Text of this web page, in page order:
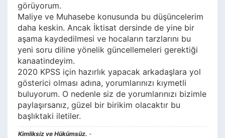
görüyorum.
Maliye ve Muhasebe konusunda bu düşüncelerim
daha keskin. Ancak İktisat dersinde de yine bir
aşama kaydedilmesi ve hocaların tarzlarını bu
yeni soru diline yönelik güncellemeleri gerektiği
kanaatindeyim.
2020 KPSS için hazırlık yapacak arkadaşlara yol
gösterici olması adına, yorumlarınızı kıymetli
buluyorum. O nedenle siz de yorumlarınızı bizimle
paylaşırsanız, güzel bir birikim olacaktır bu
başlıktaki iletiler.
Kimliksiz ve Hükümsüz. -